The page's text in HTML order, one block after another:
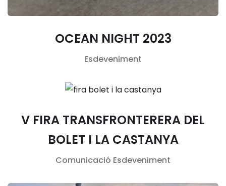
OCEAN NIGHT 2023
Esdeveniment
V FIRA TRANSFRONTERERA DEL
BOLET I LA CASTANYA
Comunicació Esdeveniment